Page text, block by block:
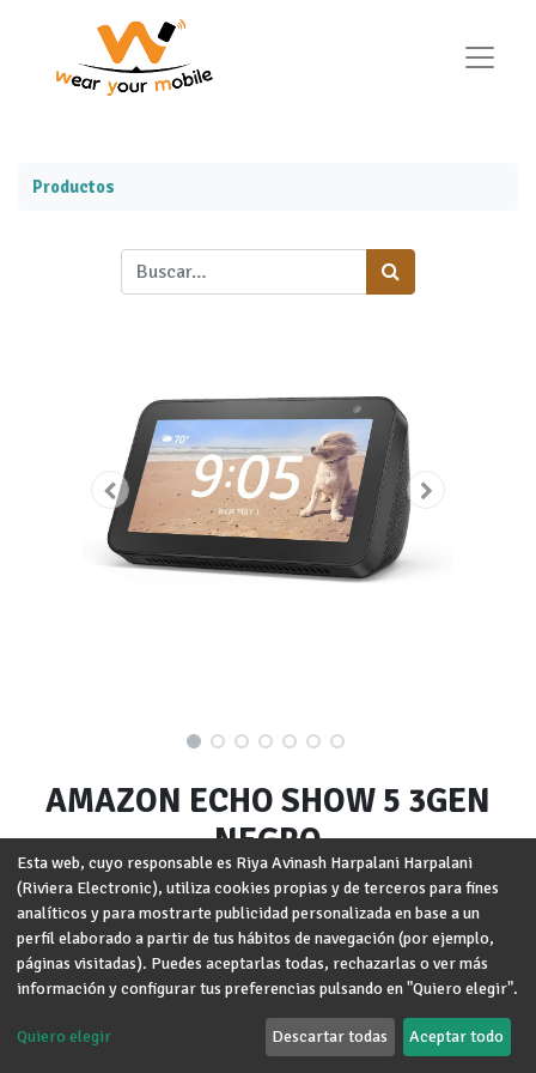
Productos
AMAZON ECHO SHOW 5 3GEN
NEGRO
Marca :AMAZON
Términos y condiciones
Garantía de devolución de 30 días
Envío: 2-3 días laborales
Esta web, cuyo responsable es Riya Avinash Harpalani Harpalani
(Riviera Electronic), utiliza cookies propias y de terceros para fines
analíticos y para mostrarte publicidad personalizada en base a un
perfil elaborado a partir de tus hábitos de navegación (por ejemplo,
páginas visitadas). Puedes aceptarlas todas, rechazarlas o ver más
información y configurar tus preferencias pulsando en "Quiero elegir".
Quiero elegir Descartar todas Aceptar todo